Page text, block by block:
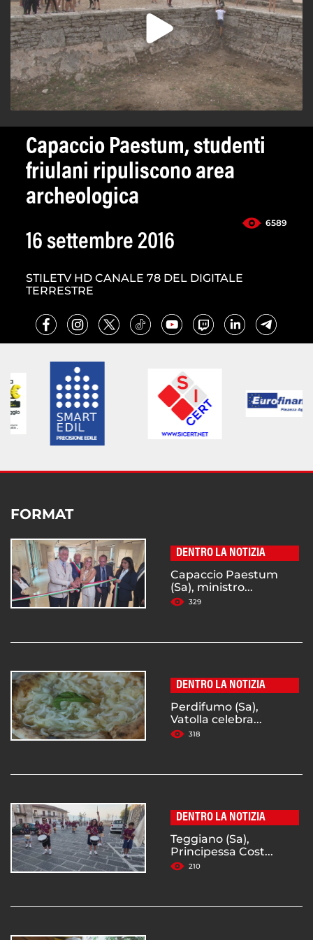
Capaccio Paestum, studenti
friulani ripuliscono area
archeologica
6589
16 settembre 2016
STILETV HD CANALE 78 DEL DIGITALE
TERRESTRE
FORMAT
DENTRO LA NOTIZIA
Capaccio Paestum
(Sa), ministro...
329
DENTRO LA NOTIZIA
Perdifumo (Sa),
Vatolla celebra...
318
DENTRO LA NOTIZIA
Teggiano (Sa),
Principessa Cost...
210